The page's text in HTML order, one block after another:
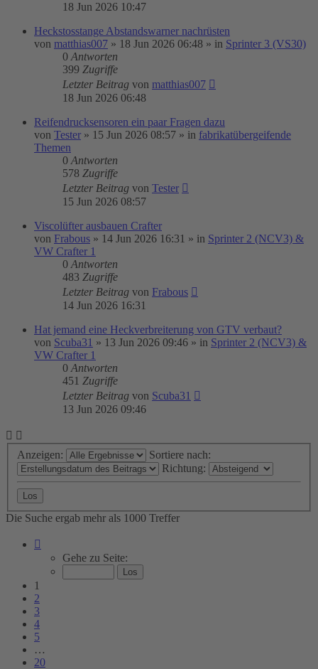
18 Jun 2026 10:47
Heckstosstange Abstandswarner nachrüsten
von matthias007 » 18 Jun 2026 06:48 » in Sprinter 3 (VS30)
0 Antworten
399 Zugriffe
Letzter Beitrag von matthias007
18 Jun 2026 06:48
Reifendrucksensoren ein paar Fragen dazu
von Tester » 15 Jun 2026 08:57 » in fabrikatübergeifende
Themen
0 Antworten
578 Zugriffe
Letzter Beitrag von Tester
15 Jun 2026 08:57
Viscolüfter ausbauen Crafter
von Frabous » 14 Jun 2026 16:31 » in Sprinter 2 (NCV3) &
VW Crafter 1
0 Antworten
483 Zugriffe
Letzter Beitrag von Frabous
14 Jun 2026 16:31
Hat jemand eine Heckverbreiterung von GTV verbaut?
von Scuba31 » 13 Jun 2026 09:46 » in Sprinter 2 (NCV3) &
VW Crafter 1
0 Antworten
451 Zugriffe
Letzter Beitrag von Scuba31
13 Jun 2026 09:46
Anzeigen:
Sortiere nach:
Richtung:
Die Suche ergab mehr als 1000 Treffer
von
Gehe zu Seite:
1
2
3
4
5
…
20